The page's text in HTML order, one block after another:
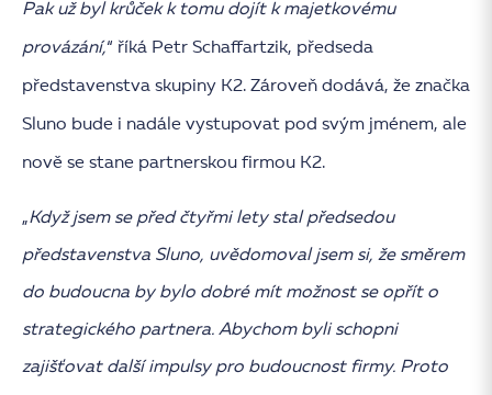
Pak už byl krůček k tomu dojít k majetkovému
provázání,“ říká Petr Schaffartzik, předseda
představenstva skupiny K2. Zároveň dodává, že značka
Sluno bude i nadále vystupovat pod svým jménem, ale
nově se stane partnerskou firmou K2.
„Když jsem se před čtyřmi lety stal předsedou
představenstva Sluno, uvědomoval jsem si, že směrem
do budoucna by bylo dobré mít možnost se opřít o
strategického partnera. Abychom byli schopni
zajišťovat další impulsy pro budoucnost firmy. Proto